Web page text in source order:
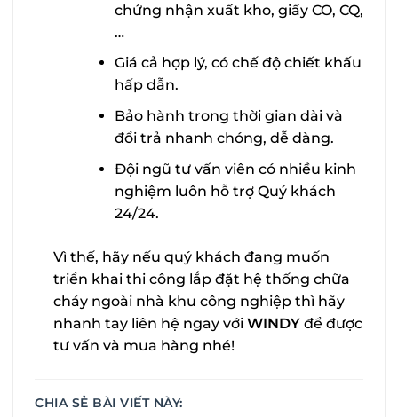
chứng nhận xuất kho, giấy CO, CQ,
…
Giá cả hợp lý, có chế độ chiết khấu
hấp dẫn.
Bảo hành trong thời gian dài và
đổi trả nhanh chóng, dễ dàng.
Đội ngũ tư vấn viên có nhiều kinh
nghiệm luôn hỗ trợ Quý khách
24/24.
Vì thế, hãy nếu quý khách đang muốn
triển khai thi công lắp đặt hệ thống chữa
cháy ngoài nhà khu công nghiệp thì hãy
nhanh tay liên hệ ngay vớiWINDYđể được
tư vấn và mua hàng nhé!
CHIA SẺ BÀI VIẾT NÀY: